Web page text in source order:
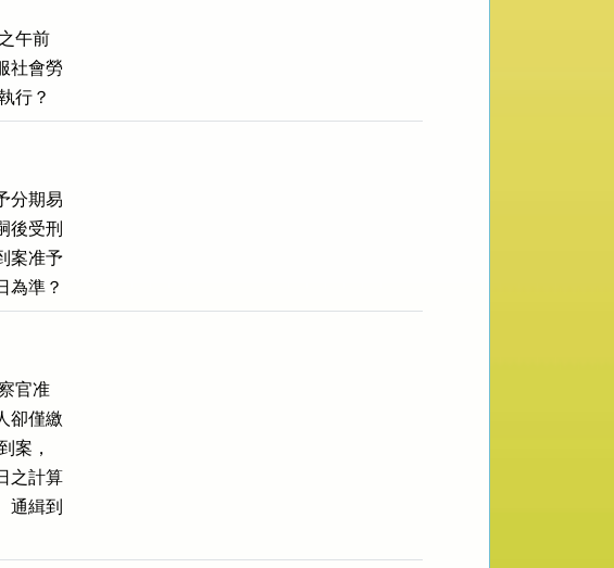
午前
社會勞
行？
分期易
後受刑
案准予
為準？
官准
卻僅繳
案，
之計算
通緝到